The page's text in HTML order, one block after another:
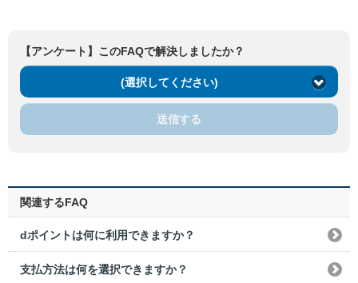
【アンケート】このFAQで解決しましたか？
(選択してください)
送信する
関連するFAQ
dポイントは何に利用できますか？
支払方法は何を選択できますか？